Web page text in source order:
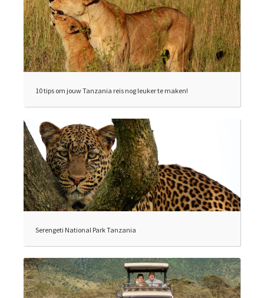
10 tips om jouw Tanzania reis nog leuker te maken!
Serengeti National Park Tanzania